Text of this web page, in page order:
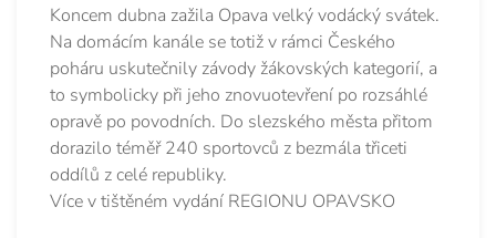
Koncem dubna zažila Opava velký vodácký svátek.
Na domácím kanále se totiž v rámci Českého
poháru uskutečnily závody žákovských kategorií, a
to symbolicky při jeho znovuotevření po rozsáhlé
opravě po povodních. Do slezského města přitom
dorazilo téměř 240 sportovců z bezmála třiceti
oddílů z celé republiky.
Více v tištěném vydání REGIONU OPAVSKO